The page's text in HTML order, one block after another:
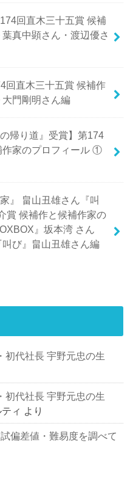
回直木三十五賞 候補
真中顕さん・渡辺優さ
回直木三十五賞 候補作
門剛明さん編
帰り道』受賞】第174
作家のプロフィール ①
』 畠山丑雄さん『叫
賞 候補作と候補作家の
』坂本湾 さん
叫び』畠山丑雄さん編
初代社長 宇野元忠の生
初代社長 宇野元忠の生
ィ より
偏差値・難易度を調べて